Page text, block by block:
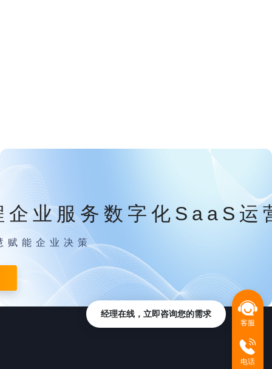
企业服务数字化SaaS运
赋能企业决策
客服
电话
经理在线，立即咨询您的需求